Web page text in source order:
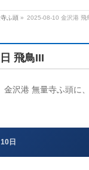
ふ頭 » 2025-08-10 金沢港 飛
飛鳥III
沢港 無量寺ふ頭に
日